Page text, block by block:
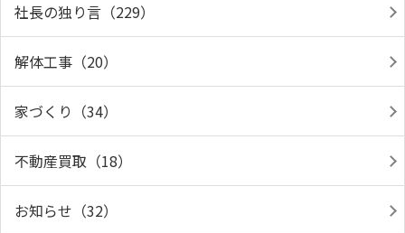
社長の独り言（229）
解体工事（20）
家づくり（34）
不動産買取（18）
お知らせ（32）